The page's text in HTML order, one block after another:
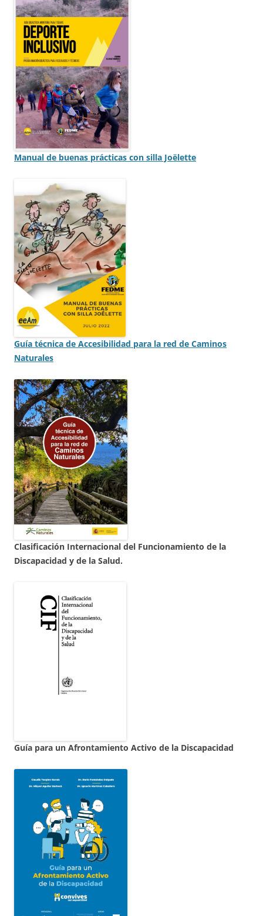
Manual de buenas prácticas con silla Joëlette
Guía técnica de Accesibilidad para la red de Caminos
Naturales
Clasificación Internacional del Funcionamiento de la
Discapacidad y de la Salud.
Guía para un Afrontamiento Activo de la Discapacidad